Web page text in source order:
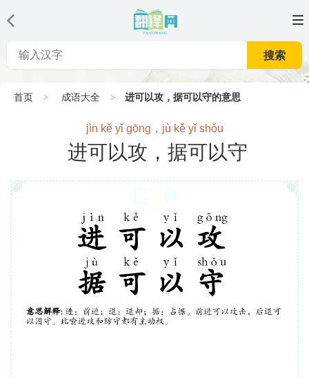
搜索
首页 成语大全 进可以攻，据可以守的意思
jìn kě yǐ gōng，jù kě yǐ shǒu
进可以攻，据可以守